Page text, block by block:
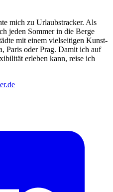
mich zu Urlaubstracker. Als
jeden Sommer in die Berge
mit einem vielseitigen Kunst-
Paris oder Prag. Damit ich auf
erleben kann, reise ich